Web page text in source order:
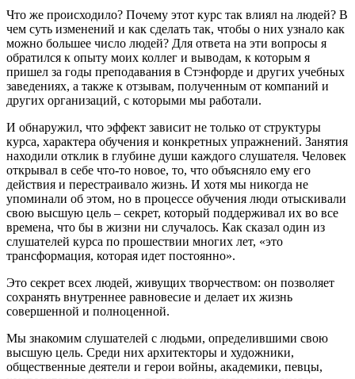
Что же происходило? Почему этот курс так влиял на людей? В
чем суть изменений и как сделать так, чтобы о них узнало как
можно большее число людей? Для ответа на эти вопросы я
обратился к опыту моих коллег и выводам, к которым я
пришел за годы преподавания в Стэнфорде и других учебных
заведениях, а также к отзывам, полученным от компаний и
других организаций, с которыми мы работали.
И обнаружил, что эффект зависит не только от структуры
курса, характера обучения и конкретных упражнений. Занятия
находили отклик в глубине души каждого слушателя. Человек
открывал в себе что-то новое, то, что объясняло ему его
действия и перестраивало жизнь. И хотя мы никогда не
упоминали об этом, но в процессе обучения люди отыскивали
свою высшую цель – секрет, который поддерживал их во все
времена, что бы в жизни ни случалось. Как сказал один из
слушателей курса по прошествии многих лет, «это
трансформация, которая идет постоянно».
Это секрет всех людей, живущих творчеством: он позволяет
сохранять внутреннее равновесие и делает их жизнь
совершенной и полноценной.
Мы знакомим слушателей с людьми, определившими свою
высшую цель. Среди них архитекторы и художники,
общественные деятели и герои войны, академики, певцы,